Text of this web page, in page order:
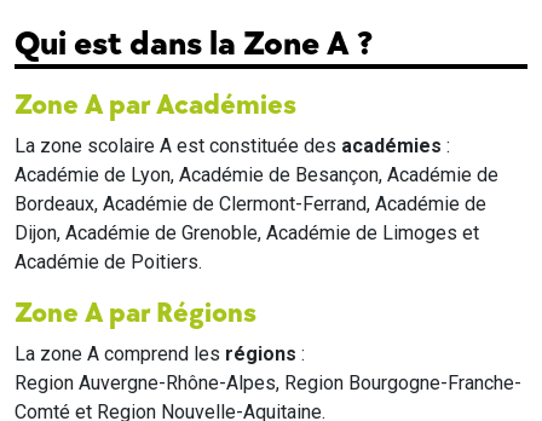
Qui est dans la Zone A ?
Zone A par Académies
La zone scolaire A est constituée des académies :
Académie de Lyon, Académie de Besançon, Académie de
Bordeaux, Académie de Clermont-Ferrand, Académie de
Dijon, Académie de Grenoble, Académie de Limoges et
Académie de Poitiers.
Zone A par Régions
La zone A comprend les régions :
Region Auvergne-Rhône-Alpes, Region Bourgogne-Franche-
Comté et Region Nouvelle-Aquitaine.